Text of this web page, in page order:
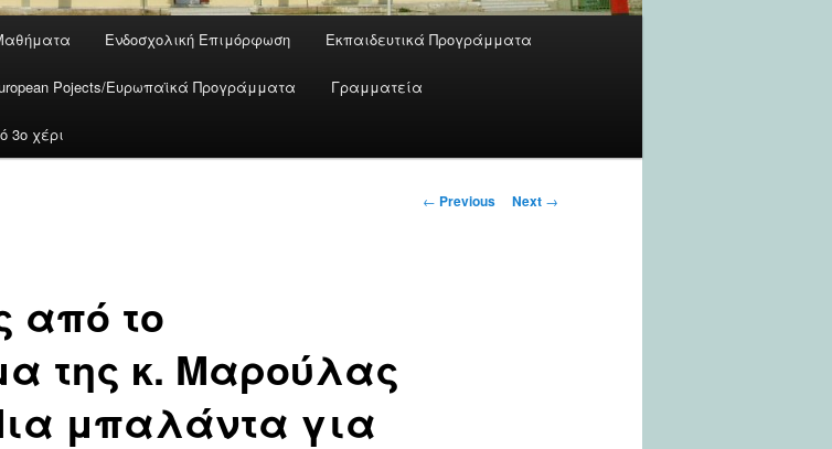
Ενδοσχολική Επιμόρφωση Εκπαιδευτικά Προγράμματα
Pojects/Ευρωπαϊκά Προγράμματα Γραμματεία
3ο χέρι
Post
← Previous Next →
από το
της κ. Μαρούλας
μπαλάντα για